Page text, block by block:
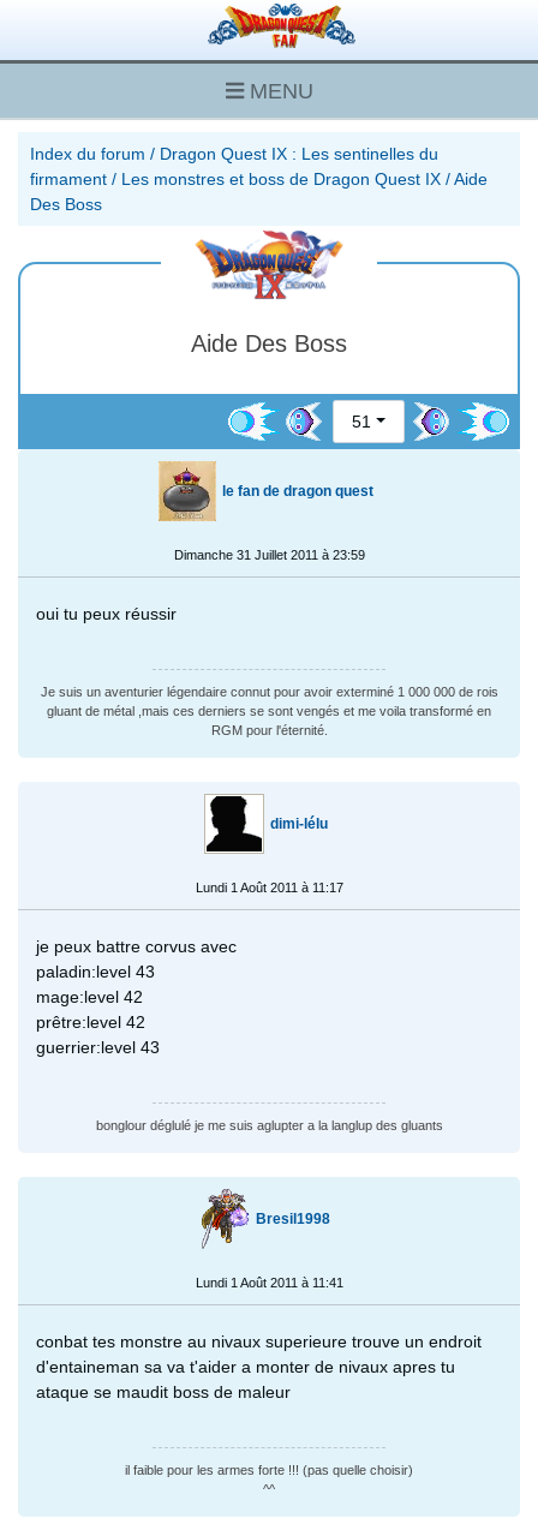
MENU
Index du forum / Dragon Quest IX : Les sentinelles du
firmament / Les monstres et boss de Dragon Quest IX /Aide
Des Boss
Aide Des Boss
51
le fan de dragon quest
Dimanche 31 Juillet 2011 à 23:59
oui tu peux réussir
Je suis un aventurier légendaire connut pour avoir exterminé 1 000 000 de rois
gluant de métal ,mais ces derniers se sont vengés et me voila transformé en
RGM pour l'éternité.
dimi-lélu
Lundi 1 Août 2011 à 11:17
je peux battre corvus avec
paladin:level 43
mage:level 42
prêtre:level 42
guerrier:level 43
bonglour déglulé je me suis aglupter a la langlup des gluants
Bresil1998
Lundi 1 Août 2011 à 11:41
conbat tes monstre au nivaux superieure trouve un endroit
d'entaineman sa va t'aider a monter de nivaux apres tu
ataque se maudit boss de maleur
il faible pour les armes forte !!! (pas quelle choisir)
^^